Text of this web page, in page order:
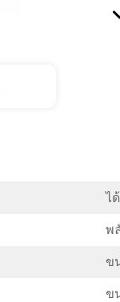
ไ
พ
ข
ข